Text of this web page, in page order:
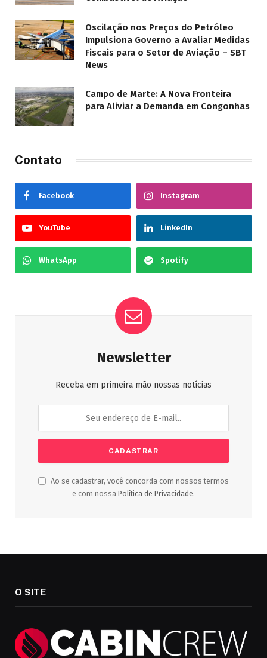
Oscilação nos Preços do Petróleo
Impulsiona Governo a Avaliar Medidas
Fiscais para o Setor de Aviação – SBT
News
Campo de Marte: A Nova Fronteira
para Aliviar a Demanda em Congonhas
Contato
Facebook Instagram
YouTube LinkedIn
WhatsApp Spotify
Newsletter
Receba em primeira mão nossas notícias
Ao se cadastrar, você concorda com nossos termos
e com nossa Política de Privacidade.
O SITE